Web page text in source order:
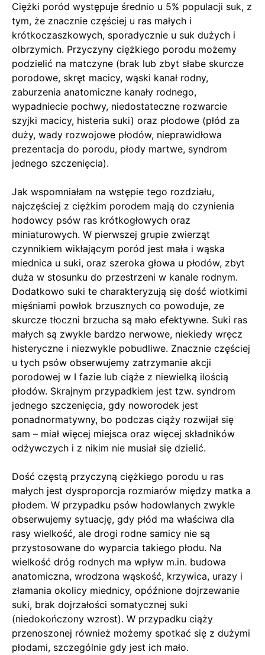
Ciężki poród występuje średnio u 5% populacji suk, z
tym, że znacznie częściej u ras małych i
krótkoczaszkowych, sporadycznie u suk dużych i
olbrzymich. Przyczyny ciężkiego porodu możemy
podzielić na matczyne (brak lub zbyt słabe skurcze
porodowe, skręt macicy, wąski kanał rodny,
zaburzenia anatomiczne kanały rodnego,
wypadniecie pochwy, niedostateczne rozwarcie
szyjki macicy, histeria suki) oraz płodowe (płód za
duży, wady rozwojowe płodów, nieprawidłowa
prezentacja do porodu, płody martwe, syndrom
jednego szczenięcia).
Jak wspomniałam na wstępie tego rozdziału,
najczęściej z ciężkim porodem mają do czynienia
hodowcy psów ras krótkogłowych oraz
miniaturowych. W pierwszej grupie zwierząt
czynnikiem wikłającym poród jest mała i wąska
miednica u suki, oraz szeroka głowa u płodów, zbyt
duża w stosunku do przestrzeni w kanale rodnym.
Dodatkowo suki te charakteryzują się dość wiotkimi
mięśniami powłok brzusznych co powoduje, ze
skurcze tłoczni brzucha są mało efektywne. Suki ras
małych są zwykle bardzo nerwowe, niekiedy wręcz
histeryczne i niezwykle pobudliwe. Znacznie częściej
u tych psów obserwujemy zatrzymanie akcji
porodowej w I fazie lub ciąże z niewielką ilością
płodów. Skrajnym przypadkiem jest tzw. syndrom
jednego szczenięcia, gdy noworodek jest
ponadnormatywny, bo podczas ciąży rozwijał się
sam – miał więcej miejsca oraz więcej składników
odżywczych i z nikim nie musiał się dzielić.
Dość częstą przyczyną ciężkiego porodu u ras
małych jest dysproporcja rozmiarów między matka a
płodem. W przypadku psów hodowlanych zwykle
obserwujemy sytuację, gdy płód ma właściwa dla
rasy wielkość, ale drogi rodne samicy nie są
przystosowane do wyparcia takiego płodu. Na
wielkość dróg rodnych ma wpływ m.in. budowa
anatomiczna, wrodzona wąskość, krzywica, urazy i
złamania okolicy miednicy, opóźnione dojrzewanie
suki, brak dojrzałości somatycznej suki
(niedokończony wzrost). W przypadku ciąży
przenoszonej również możemy spotkać się z dużymi
płodami, szczególnie gdy jest ich mało.